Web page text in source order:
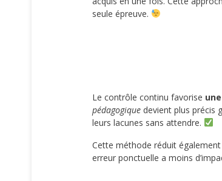
seule épreuve.
Le contrôle continu favorise
pédagogique devient plus précis
leurs lacunes sans attendre.
Cette méthode réduit également
erreur ponctuelle a moins